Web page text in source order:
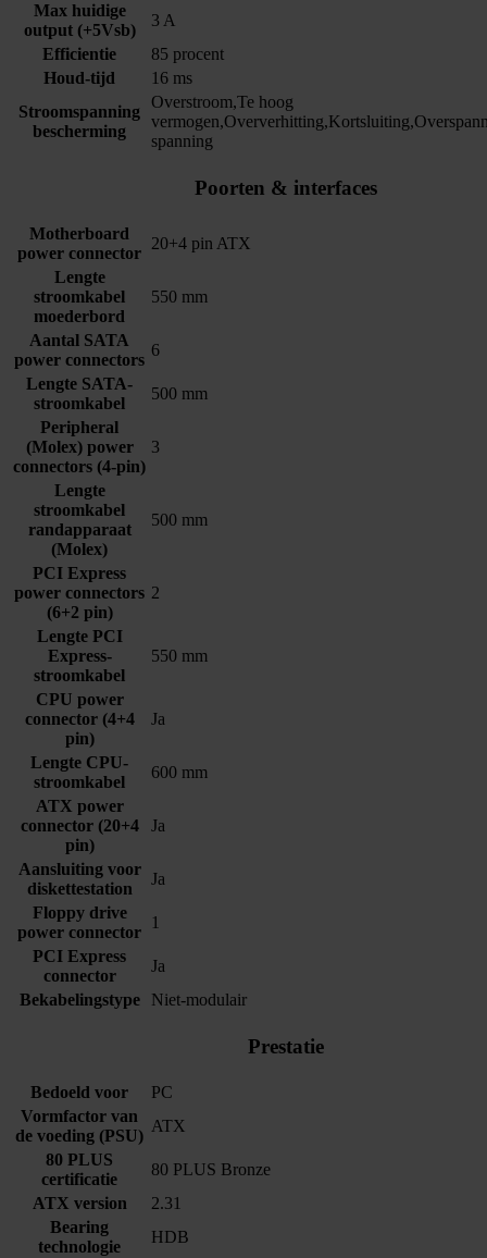
Max huidige
output (+5Vsb)
3 A
Efficientie
85 procent
Houd-tijd
16 ms
Stroomspanning
bescherming
Overstroom,Te hoog
spanning
Poorten & interfaces
Motherboard
power connector
20+4 pin ATX
Lengte
stroomkabel
moederbord
550 mm
Aantal SATA
power connectors
6
Lengte SATA-
stroomkabel
500 mm
Peripheral
(Molex) power
connectors (4-pin)
3
Lengte
stroomkabel
randapparaat
(Molex)
500 mm
PCI Express
power connectors
(6+2 pin)
2
Lengte PCI
Express-
stroomkabel
550 mm
CPU power
connector (4+4
pin)
Ja
Lengte CPU-
stroomkabel
600 mm
ATX power
connector (20+4
pin)
Ja
Aansluiting voor
diskettestation
Ja
Floppy drive
power connector
1
PCI Express
connector
Ja
Bekabelingstype
Niet-modulair
Prestatie
Bedoeld voor
PC
Vormfactor van
de voeding (PSU)
ATX
80 PLUS
certificatie
80 PLUS Bronze
ATX version
2.31
Bearing
technologie
HDB